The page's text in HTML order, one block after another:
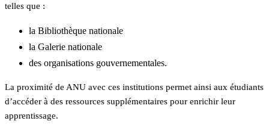
telles que :
la Bibliothèque nationale
la Galerie nationale
des organisations gouvernementales.
La proximité de ANU avec ces institutions permet ainsi aux étudiants
d’accéder à des ressources supplémentaires pour enrichir leur
apprentissage.